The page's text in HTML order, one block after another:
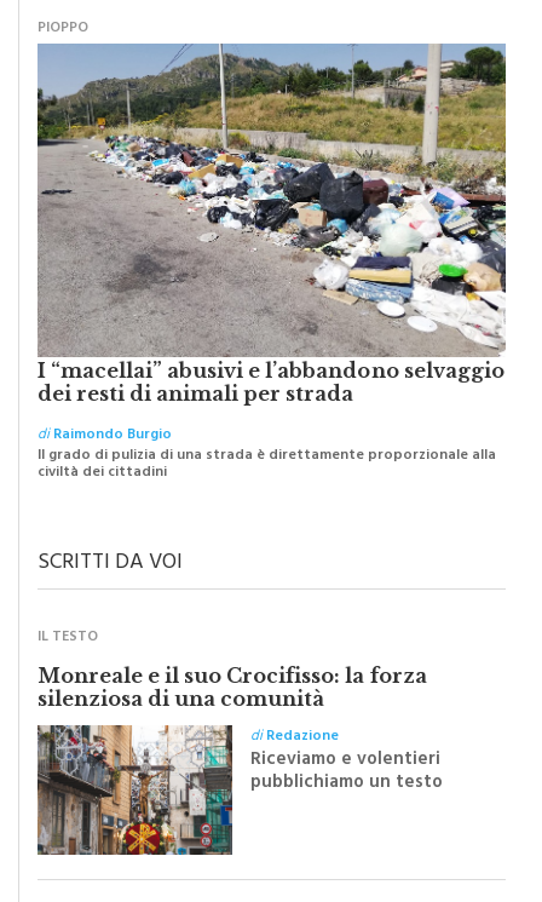
PIOPPO
I “macellai” abusivi e l’abbandono selvaggio
dei resti di animali per strada
diRaimondo Burgio
Il grado di pulizia di una strada è direttamente proporzionale alla
civiltà dei cittadini
SCRITTI DA VOI
IL TESTO
Monreale e il suo Crocifisso: la forza
silenziosa di una comunità
diRedazione
Riceviamo e volentieri
pubblichiamo un testo
Festa del Santissimo